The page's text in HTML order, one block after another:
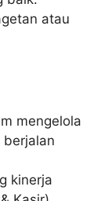
atau
mengelola
berjalan
kinerja